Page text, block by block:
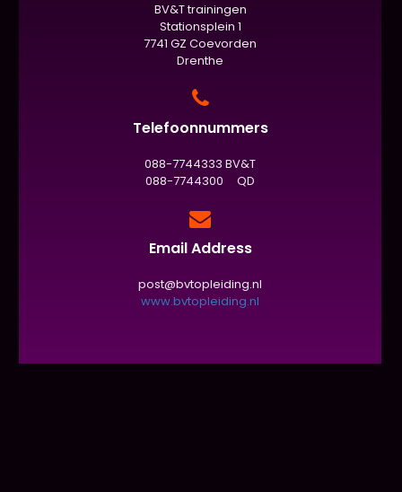
BV&T trainingen
Stationsplein 1
7741 GZ Coevorden
Drenthe
Telefoonnummers
088-7744333 BV&T
088-7744300 QD
Email Address
post@bvtopleiding.nl
www.bvtopleiding.nl